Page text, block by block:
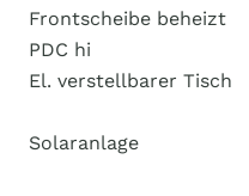
Frontscheibe beheizt
PDC hi
El. verstellbarer Tisch
Solaranlage